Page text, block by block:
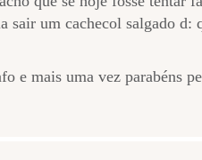
sair um cachecol salgado d:
e mais uma vez parabéns